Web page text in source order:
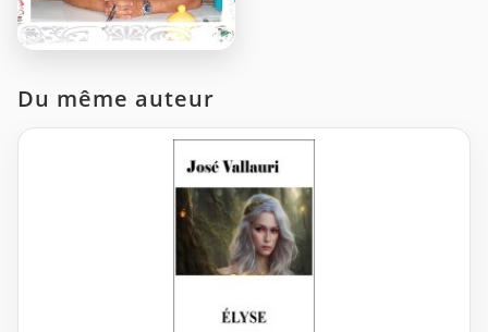
Du même auteur